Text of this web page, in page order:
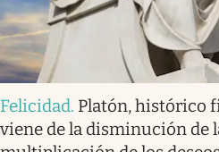
Felicidad. Platón, histórico
viene de la disminución de